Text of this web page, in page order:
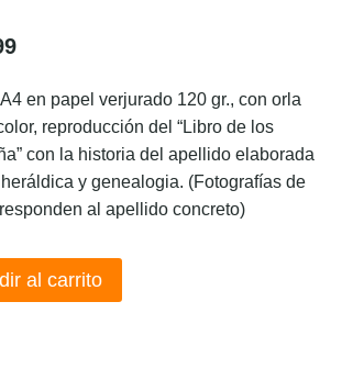
en papel verjurado 120 gr., con orla
reproducción del “Libro de los
con la historia del apellido elaborada
y genealogia. (Fotografías de
al apellido concreto)
al carrito